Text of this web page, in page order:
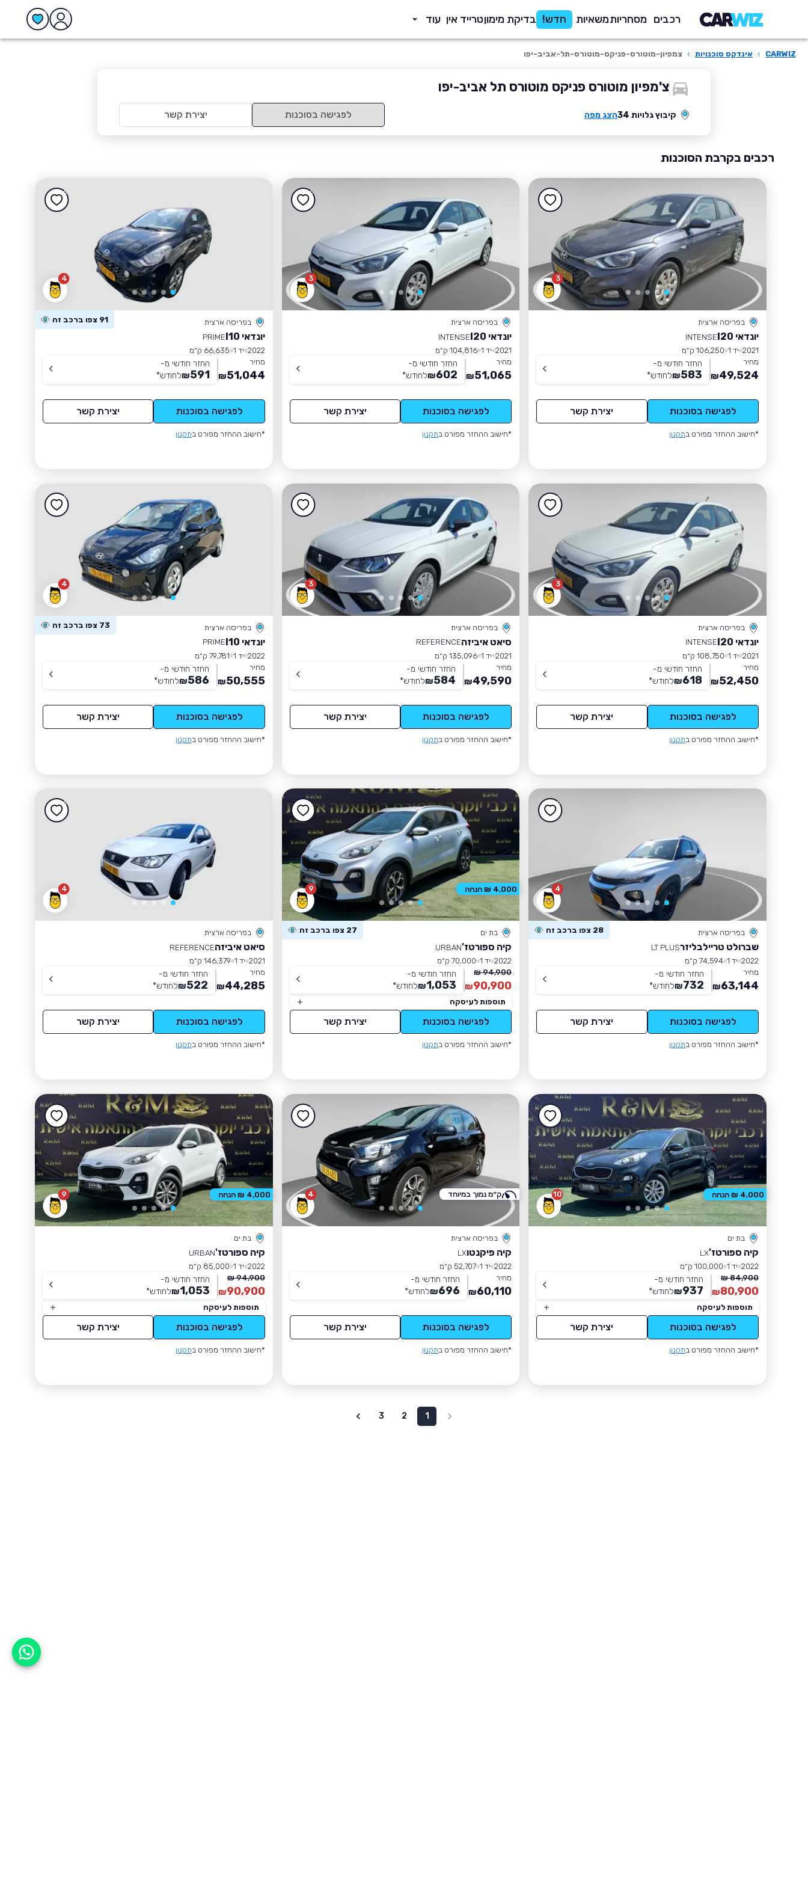
רכבים מסחריותמשאיות חדש! בדיקת מימוןטרייד אין עוד
CARWIZ
› אינדקס סוכנויות › צמפיון-מוטורס-פניקס-מוטורס-תל-אביב-יפו
צ'מפיון מוטורס פניקס מוטורס תל אביב-יפו
קיבוץ גלויות 34 הצג מפה לפגישה בסוכנות יצירת קשר
רכבים בקרבת הסוכנות
3
בפריסה ארצית
יונדאי I20
INTENSE
2021 יד 1
106,250 ק״מ
מחיר
49,524
₪
החזר חודשי מ-
583
₪לחודש*
לפגישה בסוכנות יצירת קשר
*חישוב ההחזר מפורט בתקנון
3
בפריסה ארצית
יונדאי I20
INTENSE
2021 יד 1
104,816 ק״מ
מחיר
51,065
₪
החזר חודשי מ-
602
₪לחודש*
לפגישה בסוכנות יצירת קשר
*חישוב ההחזר מפורט בתקנון
4
בפריסה ארצית 91 צפו ברכב זה
יונדאי I10
PRIME
2022 יד 1
66,635 ק״מ
מחיר
51,044
₪
החזר חודשי מ-
591
₪לחודש*
לפגישה בסוכנות יצירת קשר
*חישוב ההחזר מפורט בתקנון
3
בפריסה ארצית
יונדאי I20
INTENSE
2021 יד 1
108,750 ק״מ
מחיר
52,450
₪
החזר חודשי מ-
618
₪לחודש*
לפגישה בסוכנות יצירת קשר
*חישוב ההחזר מפורט בתקנון
3
בפריסה ארצית
סיאט איביזהREFERENCE
2021 יד 1
135,096 ק״מ
מחיר
49,590
₪
החזר חודשי מ-
584
₪לחודש*
לפגישה בסוכנות יצירת קשר
*חישוב ההחזר מפורט בתקנון
4
בפריסה ארצית 73 צפו ברכב זה
יונדאי I10
PRIME
2022 יד 1
79,781 ק״מ
מחיר
50,555
₪
החזר חודשי מ-
586
₪לחודש*
לפגישה בסוכנות יצירת קשר
*חישוב ההחזר מפורט בתקנון
4
בפריסה ארצית 28 צפו ברכב זה
שברולט טריילבליזרLT PLUS
2022 יד 1
74,594 ק״מ
מחיר
63,144
₪
החזר חודשי מ-
732
₪לחודש*
לפגישה בסוכנות יצירת קשר
*חישוב ההחזר מפורט בתקנון
9
בת ים 27 צפו ברכב זה
קיה ספורטז'URBAN
2022 יד 1
70,000 ק״מ
94,900 ₪
90,900
₪
החזר חודשי מ-
1,053
₪לחודש*
תוספות לעיסקה
לפגישה בסוכנות יצירת קשר
*חישוב ההחזר מפורט בתקנון
4,000 ₪ הנחה 4
בפריסה ארצית
סיאט איביזהREFERENCE
2021 יד 1
146,379 ק״מ
מחיר
44,285
₪
החזר חודשי מ-
522
₪לחודש*
לפגישה בסוכנות יצירת קשר
*חישוב ההחזר מפורט בתקנון
10
בת ים
קיה ספורטז'LX
2022 יד 1
100,000 ק״מ
84,900 ₪
80,900
₪
החזר חודשי מ-
937
₪לחודש*
תוספות לעיסקה
לפגישה בסוכנות יצירת קשר
*חישוב ההחזר מפורט בתקנון
4,000 ₪ הנחה 4
בפריסה ארצית
קיה פיקנטוLX
2022 יד 1
52,707 ק״מ
מחיר
60,110
₪
החזר חודשי מ-
696
₪לחודש*
לפגישה בסוכנות יצירת קשר
*חישוב ההחזר מפורט בתקנון
ק״מ נמוך במיוחד 9
בת ים
קיה ספורטז'URBAN
2022 יד 1
85,000 ק״מ
94,900 ₪
90,900
₪
החזר חודשי מ-
1,053
₪לחודש*
תוספות לעיסקה
לפגישה בסוכנות יצירת קשר
*חישוב ההחזר מפורט בתקנון
4,000 ₪ הנחה
1
2
3
אפשר לעזור?